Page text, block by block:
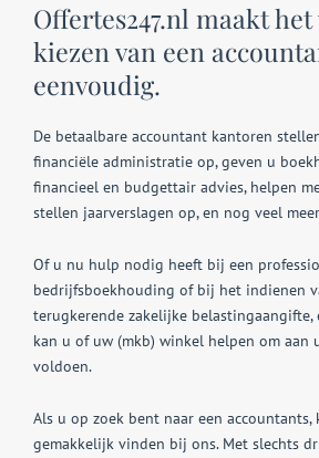
Offertes247.nl maakt
kiezen van een
eenvoudig.
De betaalbare accountant kantoren
financiële administratie op, geven u
financieel en budgettair advies, helpen
stellen jaarverslagen op, en nog veel
Of u nu hulp nodig heeft bij een
bedrijfsboekhouding of bij het indienen
terugkerende zakelijke belastingaangifte,
kan u of uw (mkb) winkel helpen om aan
voldoen.
Als u op zoek bent naar een accountants,
gemakkelijk vinden bij ons. Met slechts